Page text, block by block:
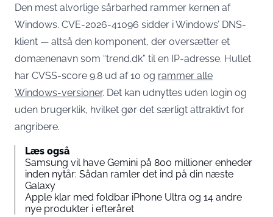
Den mest alvorlige sårbarhed rammer kernen af
Windows. CVE-2026-41096 sidder i Windows’ DNS-
klient — altså den komponent, der oversætter et
domænenavn som “trend.dk” til en IP-adresse. Hullet
har CVSS-score 9.8 ud af 10 og rammer alle
Windows-versioner. Det kan udnyttes uden login og
uden brugerklik, hvilket gør det særligt attraktivt for
angribere.
Læs også
Samsung vil have Gemini på 800 millioner enheder
inden nytår: Sådan ramler det ind på din næste
Galaxy
Apple klar med foldbar iPhone Ultra og 14 andre
nye produkter i efteråret